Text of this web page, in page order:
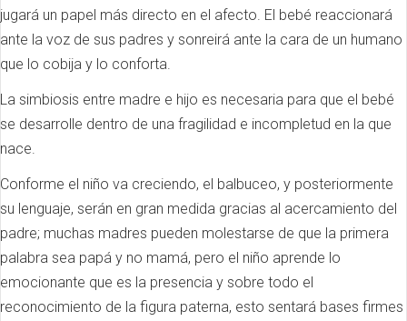
jugará un papel más directo en el afecto. El bebé reaccionará
ante la voz de sus padres y sonreirá ante la cara de un humano
que lo cobija y lo conforta.
La simbiosis entre madre e hijo es necesaria para que el bebé
se desarrolle dentro de una fragilidad e incompletud en la que
nace.
Conforme el niño va creciendo, el balbuceo, y posteriormente
su lenguaje, serán en gran medida gracias al acercamiento del
padre; muchas madres pueden molestarse de que la primera
palabra sea papá y no mamá, pero el niño aprende lo
emocionante que es la presencia y sobre todo el
reconocimiento de la figura paterna, esto sentará bases firmes